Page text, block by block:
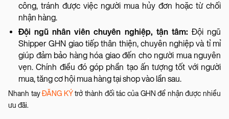
công, tránh được việc người mua hủy đơn hoặc từ chối
nhận hàng.
Đội ngũ nhân viên chuyên nghiệp, tận tâm:Đội ngũ
Shipper GHN giao tiếp thân thiện, chuyên nghiệp và tỉ mỉ
giúp đảm bảo hàng hóa giao đến cho người mua nguyên
vẹn. Chính điều đó góp phần tạo ấn tượng tốt với người
mua, tăng cơ hội mua hàng tại shop vào lần sau.
Nhanh tayĐĂNG KÝtrở thành đối tác của GHN để nhận được nhiều
ưu đãi.